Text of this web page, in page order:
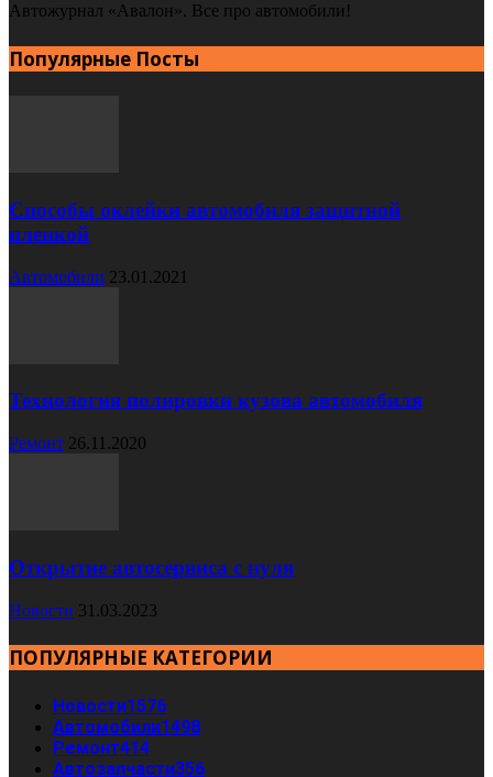
Автожурнал «Авалон». Все про автомобили!
Популярные Посты
Способы оклейки автомобиля защитной
пленкой
Автомобили 23.01.2021
Технология полировки кузова автомобиля
Ремонт 26.11.2020
Открытие автосервиса с нуля
Новости 31.03.2023
ПОПУЛЯРНЫЕ КАТЕГОРИИ
Новости1576
Автомобили1498
Ремонт414
Автозапчасти356